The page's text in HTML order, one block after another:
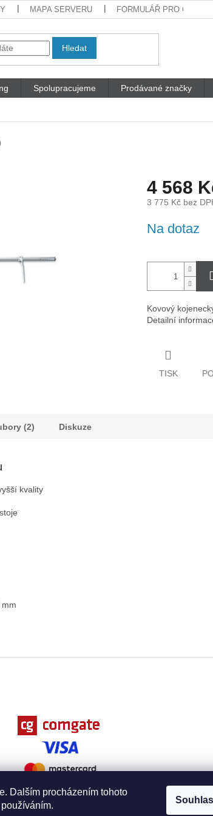
Dalším procházením tohoto
MAPA SERVERU FORMULÁŘ PRO
Hledat
Spolupracujeme Prodávané značky
4 568
3 775 Kč bez
cena:
Na dotaz
Kovový
Detailní
TISK
(2) Diskuze
kvality